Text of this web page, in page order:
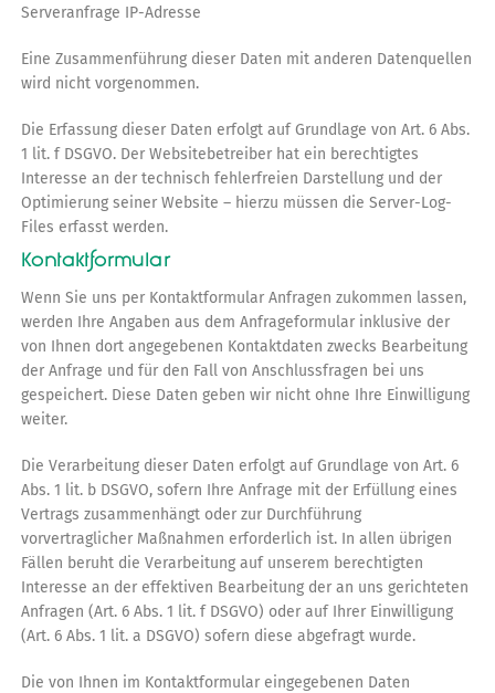
Serveranfrage IP-Adresse
Eine Zusammenführung dieser Daten mit anderen Datenquellen
wird nicht vorgenommen.
Die Erfassung dieser Daten erfolgt auf Grundlage von Art. 6 Abs.
1 lit. f DSGVO. Der Websitebetreiber hat ein berechtigtes
Interesse an der technisch fehlerfreien Darstellung und der
Optimierung seiner Website – hierzu müssen die Server-Log-
Files erfasst werden.
Kontaktformular
Wenn Sie uns per Kontaktformular Anfragen zukommen lassen,
werden Ihre Angaben aus dem Anfrageformular inklusive der
von Ihnen dort angegebenen Kontaktdaten zwecks Bearbeitung
der Anfrage und für den Fall von Anschlussfragen bei uns
gespeichert. Diese Daten geben wir nicht ohne Ihre Einwilligung
weiter.
Die Verarbeitung dieser Daten erfolgt auf Grundlage von Art. 6
Abs. 1 lit. b DSGVO, sofern Ihre Anfrage mit der Erfüllung eines
Vertrags zusammenhängt oder zur Durchführung
vorvertraglicher Maßnahmen erforderlich ist. In allen übrigen
Fällen beruht die Verarbeitung auf unserem berechtigten
Interesse an der effektiven Bearbeitung der an uns gerichteten
Anfragen (Art. 6 Abs. 1 lit. f DSGVO) oder auf Ihrer Einwilligung
(Art. 6 Abs. 1 lit. a DSGVO) sofern diese abgefragt wurde.
Die von Ihnen im Kontaktformular eingegebenen Daten